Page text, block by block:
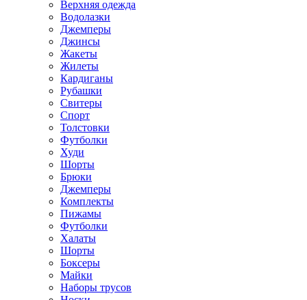
Верхняя одежда
Водолазки
Джемперы
Джинсы
Жакеты
Жилеты
Кардиганы
Рубашки
Свитеры
Спорт
Толстовки
Футболки
Худи
Шорты
Брюки
Джемперы
Комплекты
Пижамы
Футболки
Халаты
Шорты
Боксеры
Майки
Наборы трусов